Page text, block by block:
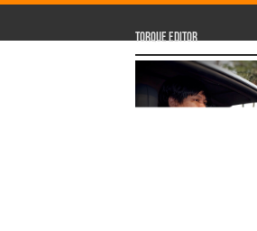
Torque Editor